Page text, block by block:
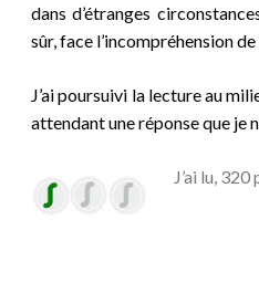
dans d’étranges
sûr, face l’incompréhension
J’ai poursuivi la lecture au
attendant une réponse que je
J’ai lu,